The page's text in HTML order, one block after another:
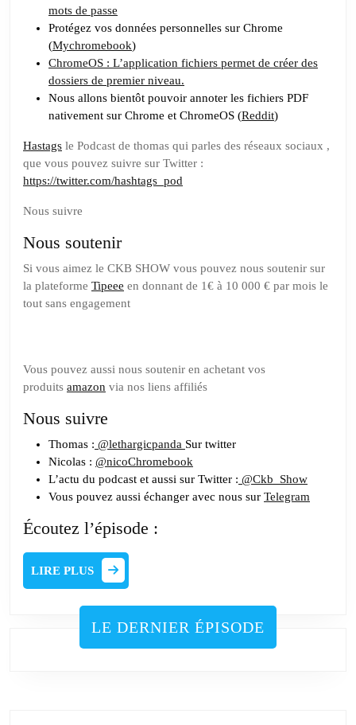
mots de passe
Protégez vos données personnelles sur Chrome
(Mychromebook)
ChromeOS : L’application fichiers permet de créer des
dossiers de premier niveau.
Nous allons bientôt pouvoir annoter les fichiers PDF
nativement sur Chrome et ChromeOS (Reddit)
Hastags le Podcast de thomas qui parles des réseaux sociaux ,
que vous pouvez suivre sur Twitter :
https://twitter.com/hashtags_pod
Nous suivre
Nous soutenir
Si vous aimez le CKB SHOW vous pouvez nous soutenir sur
la plateforme Tipeee en donnant de 1€ à 10 000 € par mois le
tout sans engagement
Vous pouvez aussi nous soutenir en achetant vos
produits amazon via nos liens affiliés
Nous suivre
Thomas : @lethargicpanda Sur twitter
Nicolas : @nicoChromebook
L’actu du podcast et aussi sur Twitter : @Ckb_Show
Vous pouvez aussi échanger avec nous sur Telegram
Écoutez l’épisode :
LIRE PLUS
LIRE
PLUS
LE DERNIER ÉPISODE